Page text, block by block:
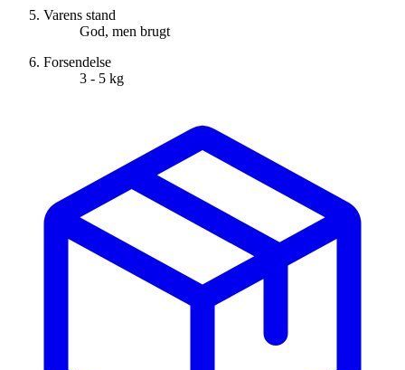
Varens stand
God, men brugt
Forsendelse
3 - 5 kg